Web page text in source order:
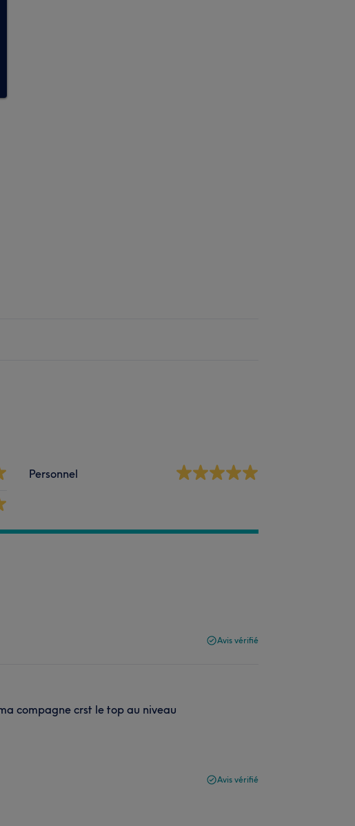
Personnel
Avis vérifié
compagne crst le top au niveau
Avis vérifié